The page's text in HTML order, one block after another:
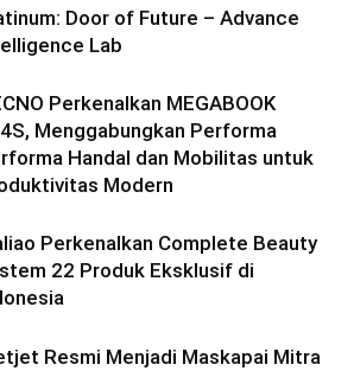
Door of Future – Advance
Lab
Perkenalkan MEGABOOK
Menggabungkan Performa
Handal dan Mobilitas untuk
Modern
Perkenalkan Complete Beauty
22 Produk Eksklusif di
Resmi Menjadi Maskapai Mitra